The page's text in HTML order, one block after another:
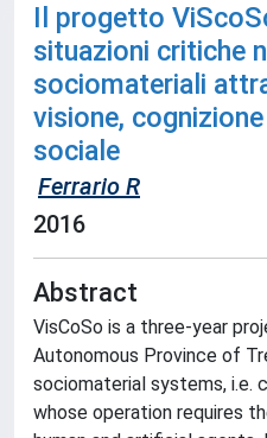
Il progetto
situazioni critiche
sociomateriali
visione,
sociale
Ferrario R
2016
Abstract
VisCoSo is a three-year
Autonomous Province of
sociomaterial systems, i.e.
whose operation requires